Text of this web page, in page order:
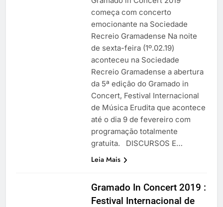
começa com concerto
emocionante na Sociedade
Recreio Gramadense Na noite
de sexta-feira (1º.02.19)
aconteceu na Sociedade
Recreio Gramadense a abertura
da 5ª edição do Gramado in
Concert, Festival Internacional
de Música Erudita que acontece
até o dia 9 de fevereiro com
programação totalmente
gratuita. DISCURSOS E…
Leia Mais
Gramado In Concert 2019 :
Festival Internacional de